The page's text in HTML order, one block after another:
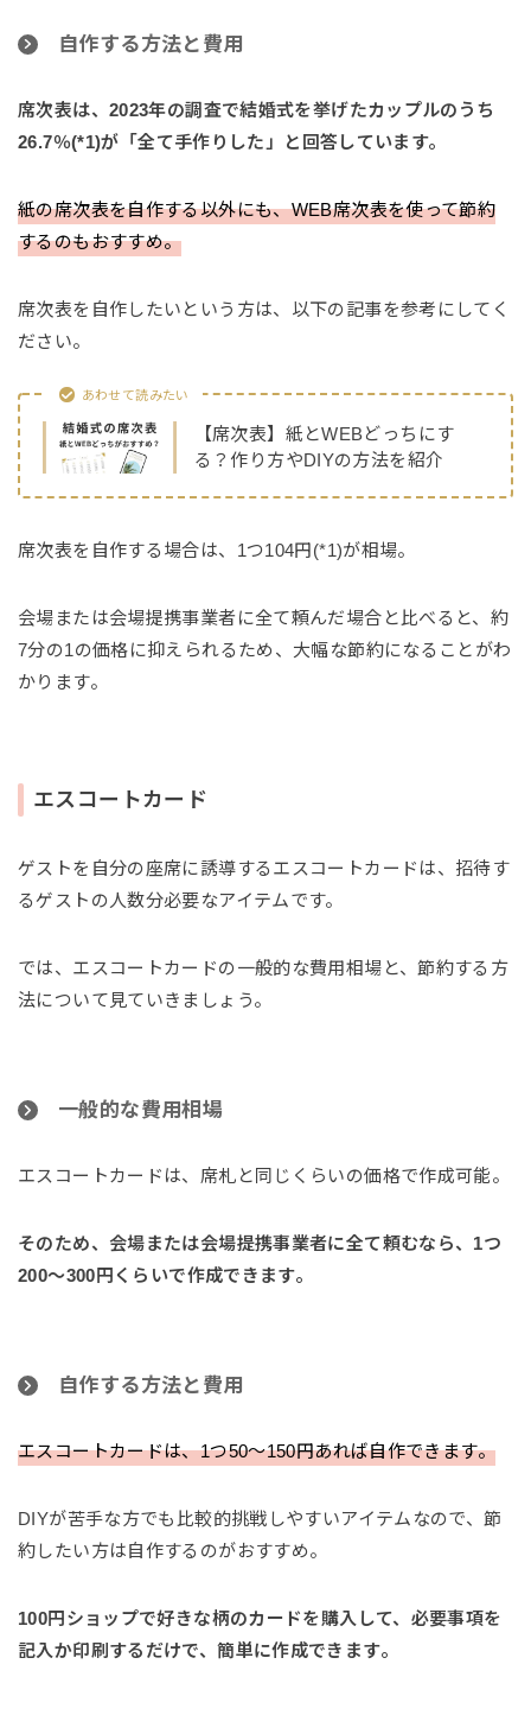
自作する方法と費用
席次表は、2023年の調査で結婚式を挙げたカップルのうち
26.7％(*1)が「全て手作りした」と回答しています。
紙の席次表を自作する以外にも、WEB席次表を使って節約
するのもおすすめ。
席次表を自作したいという方は、以下の記事を参考にしてく
ださい。
あわせて読みたい
【席次表】紙とWEBどっちにす
る？作り方やDIYの方法を紹介
席次表を自作する場合は、1つ104円(*1)が相場。
会場または会場提携事業者に全て頼んだ場合と比べると、約
7分の1の価格に抑えられるため、大幅な節約になることがわ
かります。
エスコートカード
ゲストを自分の座席に誘導するエスコートカードは、招待す
るゲストの人数分必要なアイテムです。
では、エスコートカードの一般的な費用相場と、節約する方
法について見ていきましょう。
一般的な費用相場
エスコートカードは、席札と同じくらいの価格で作成可能。
そのため、会場または会場提携事業者に全て頼むなら、1つ
200〜300円くらいで作成できます。
自作する方法と費用
エスコートカードは、1つ50〜150円あれば自作できます。
DIYが苦手な方でも比較的挑戦しやすいアイテムなので、節
約したい方は自作するのがおすすめ。
100円ショップで好きな柄のカードを購入して、必要事項を
記入か印刷するだけで、簡単に作成できます。